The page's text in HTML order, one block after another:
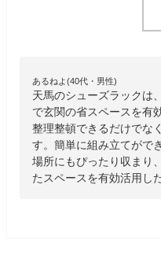
あるねよ(40代・男性)
天馬のシューズラックは
で玄関の省スペースを有
整理整頓できるだけでな
す。簡単に組み立てがで
場所にもぴったり収まり
たスペースを有効活用し